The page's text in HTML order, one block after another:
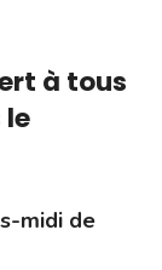
à tous
le
midi de